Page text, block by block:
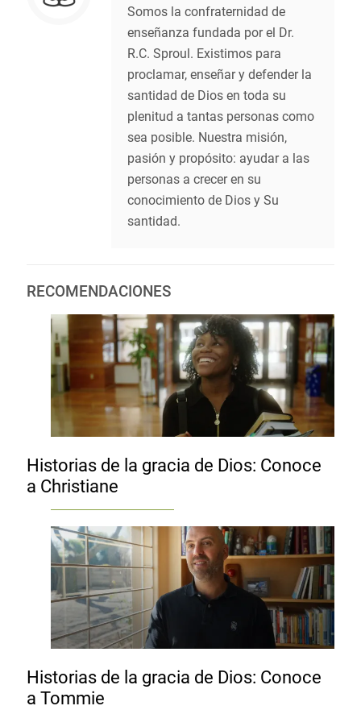
Somos la confraternidad de
enseñanza fundada por el Dr.
R.C. Sproul. Existimos para
proclamar, enseñar y defender la
santidad de Dios en toda su
plenitud a tantas personas como
sea posible. Nuestra misión,
pasión y propósito: ayudar a las
personas a crecer en su
conocimiento de Dios y Su
santidad.
RECOMENDACIONES
Historias de la gracia de Dios: Conoce
a Christiane
Historias de la gracia de Dios: Conoce
a Tommie